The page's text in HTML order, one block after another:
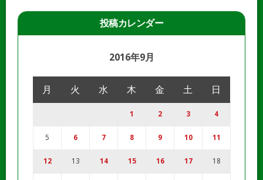
投稿カレンダー
2016年9月
月 火 水 木 金 土 日
1 2 3 4
5 6 7 8 9 10 11
12 13 14 15 16 17 18